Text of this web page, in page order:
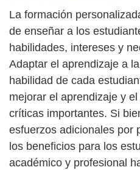
La formación
de enseñar a los
habilidades, intereses y
Adaptar el aprendizaje a
habilidad de cada
mejorar el aprendizaje y
críticas importantes. Si
esfuerzos adicionales por
los beneficios para los
académico y profesional